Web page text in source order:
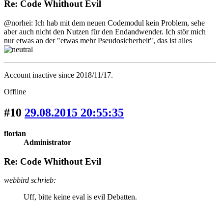
Re: Code Whithout Evil
@norhei: Ich hab mit dem neuen Codemodul kein Problem, sehe
aber auch nicht den Nutzen für den Endandwender. Ich stör mich
nur etwas an der "etwas mehr Pseudosicherheit", das ist alles
Account inactive since 2018/11/17.
Offline
#10 29.08.2015 20:55:35
florian
Administrator
Re: Code Whithout Evil
webbird schrieb:
Uff, bitte keine eval is evil Debatten.